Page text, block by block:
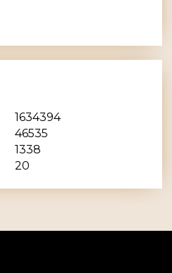
20
1634394
46535
1338